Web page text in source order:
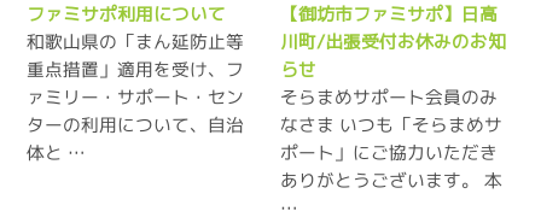
ファミサポ利用について
和歌山県の「まん延防止等
重点措置」適用を受け、フ
ァミリー・サポート・セン
ターの利用について、自治
体と …
【御坊市ファミサポ】日高
川町/出張受付お休みのお知
らせ
そらまめサポート会員のみ
なさま いつも「そらまめサ
ポート」にご協力いただき
ありがとうございます。 本
…